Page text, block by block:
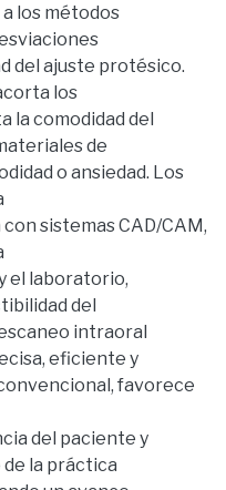
los métodos
del ajuste protésico.
los
la comodidad del
de
o ansiedad. Los
sistemas CAD/CAM,
el laboratorio,
del
intraoral
eficiente y
favorece
del paciente y
la práctica